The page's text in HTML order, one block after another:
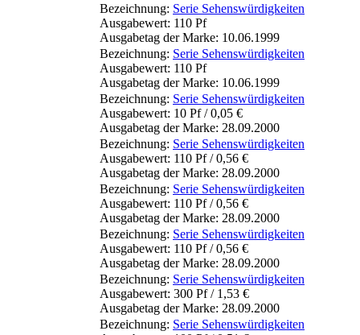
Bezeichnung: Serie Sehenswürdigkeiten
Ausgabewert: 110 Pf
Ausgabetag der Marke: 10.06.1999
Bezeichnung: Serie Sehenswürdigkeiten
Ausgabewert: 110 Pf
Ausgabetag der Marke: 10.06.1999
Bezeichnung: Serie Sehenswürdigkeiten
Ausgabewert: 10 Pf / 0,05 €
Ausgabetag der Marke: 28.09.2000
Bezeichnung: Serie Sehenswürdigkeiten
Ausgabewert: 110 Pf / 0,56 €
Ausgabetag der Marke: 28.09.2000
Bezeichnung: Serie Sehenswürdigkeiten
Ausgabewert: 110 Pf / 0,56 €
Ausgabetag der Marke: 28.09.2000
Bezeichnung: Serie Sehenswürdigkeiten
Ausgabewert: 110 Pf / 0,56 €
Ausgabetag der Marke: 28.09.2000
Bezeichnung: Serie Sehenswürdigkeiten
Ausgabewert: 300 Pf / 1,53 €
Ausgabetag der Marke: 28.09.2000
Bezeichnung: Serie Sehenswürdigkeiten